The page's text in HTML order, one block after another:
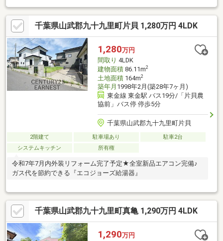
千葉県山武郡九十九里町片貝 1,280万円 4LDK
1,280万円
間取り 4LDK
建物面積86.11m2
土地面積164m2
築年月 1998年2月(築28年7ヶ月)
東金線 東金駅 バス19分/「片貝農
協前」バス停 停歩5分
千葉県山武郡九十九里町片貝
2階建て 駐車場あり
駐車2台
システムキッチン
所有権
令和7年7月内外装リフォーム完了予定★全室新品エアコン完備♪
ガス代を節約できる『エコジョーズ給湯器』
千葉県山武郡九十九里町真亀 1,290万円 4LDK
1,290万円